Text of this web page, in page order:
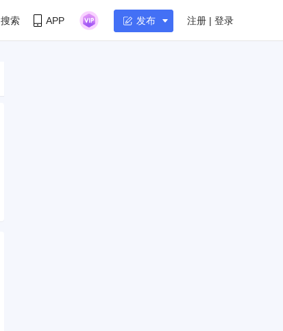
搜索 APP 发布 注册 | 登录